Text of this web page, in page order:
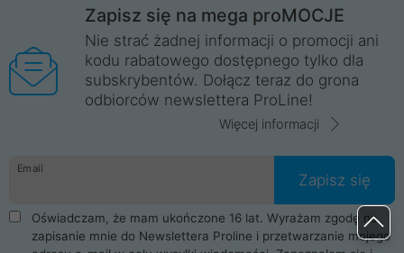
Zapisz się na mega proMOCJE
Nie strać żadnej informacji o promocji ani
kodu rabatowego dostępnego tylko dla
subskrybentów. Dołącz teraz do grona
odbiorców newslettera ProLine!
Więcej informacji
Email
Zapisz się
Oświadczam, że mam ukończone 16 lat. Wyrażam zgodę na
zapisanie mnie do Newslettera Proline i przetwarzanie mojego